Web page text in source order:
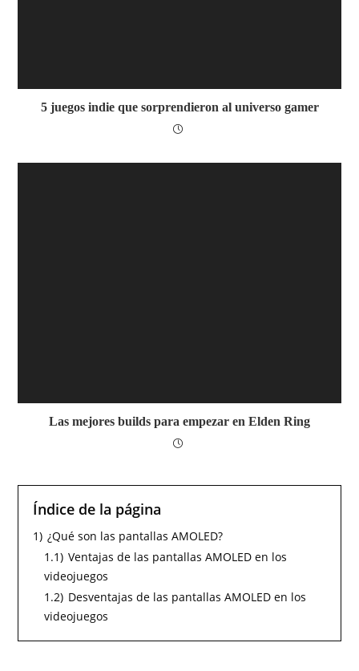
5 juegos indie que sorprendieron al universo gamer
Las mejores builds para empezar en Elden Ring
Índice de la página
1) ¿Qué son las pantallas AMOLED?
1.1) Ventajas de las pantallas AMOLED en los
videojuegos
1.2) Desventajas de las pantallas AMOLED en los
videojuegos